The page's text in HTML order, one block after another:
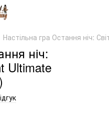
Настільна гра Остання ніч:
ніч:
Ultimate